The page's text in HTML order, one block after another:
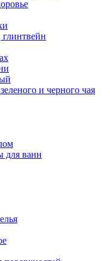
и черного чая
для ванн